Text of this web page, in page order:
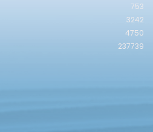
753
3242
4750
237739